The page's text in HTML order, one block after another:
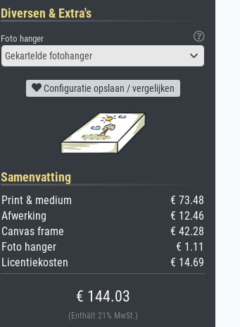
Diversen & Extra's
Foto hanger
Gekartelde fotohanger
Configuratie opslaan / vergelijken
Samenvatting
Print & medium
€ 73.48
Afwerking
€ 12.46
Canvas frame
€ 42.28
Foto hanger
€ 1.11
Licentiekosten
€ 14.69
€ 144.03
(Enthält 21% MwSt.)